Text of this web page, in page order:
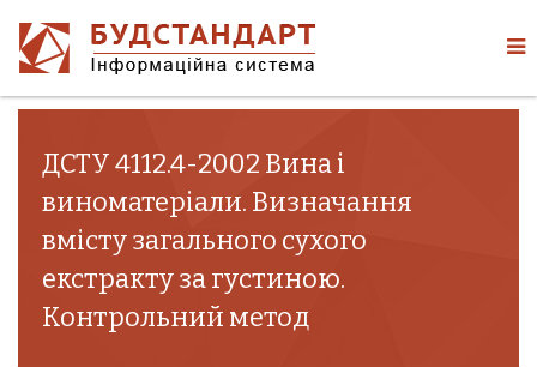
ДСТУ 4112.4-2002 Вина і
виноматеріали. Визначання
вмісту загального сухого
екстракту за густиною.
Контрольний метод